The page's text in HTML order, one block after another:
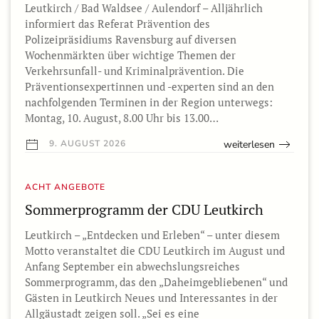
Leutkirch / Bad Waldsee / Aulendorf – Alljährlich
informiert das Referat Prävention des
Polizeipräsidiums Ravensburg auf diversen
Wochenmärkten über wichtige Themen der
Verkehrsunfall- und Kriminalprävention. Die
Präventionsexpertinnen und -experten sind an den
nachfolgenden Terminen in der Region unterwegs:
Montag, 10. August, 8.00 Uhr bis 13.00…
9. AUGUST 2026 weiterlesen
ACHT ANGEBOTE
Sommerprogramm der CDU Leutkirch
Leutkirch – „Entdecken und Erleben“ – unter diesem
Motto veranstaltet die CDU Leutkirch im August und
Anfang September ein abwechslungsreiches
Sommerprogramm, das den „Daheimgebliebenen“ und
Gästen in Leutkirch Neues und Interessantes in der
Allgäustadt zeigen soll. „Sei es eine